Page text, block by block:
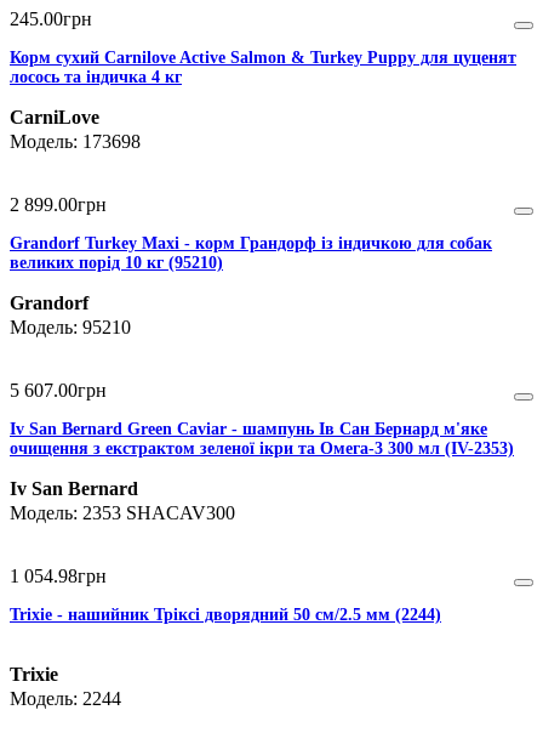
245.00грн
Корм сухий Carnilove Active Salmon & Turkey Puppy для цуценят
лосось та індичка 4 кг
CarniLove
173698
2 899.00грн
Grandorf Turkey Maxi - корм Грандорф із індичкою для собак
великих порід 10 кг (95210)
Grandorf
95210
5 607.00грн
Iv San Bernard Green Caviar - шампунь Ів Сан Бернард м'яке
очищення з екстрактом зеленої ікри та Омега-3 300 мл (IV-2353)
Iv San Bernard
2353 SHACAV300
1 054.98грн
Trixie - нашийник Тріксі дворядний 50 см/2.5 мм (2244)
Trixie
2244